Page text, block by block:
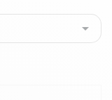
